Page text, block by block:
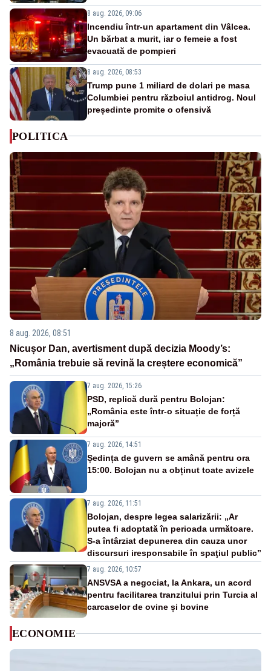
8 aug. 2026, 09:06
Incendiu într-un apartament din Vâlcea.
Un bărbat a murit, iar o femeie a fost
evacuată de pompieri
8 aug. 2026, 08:53
Trump pune 1 miliard de dolari pe masa
Columbiei pentru războiul antidrog. Noul
președinte promite o ofensivă
POLITICA
8 aug. 2026, 08:51
Nicușor Dan, avertisment după decizia Moody’s:
„România trebuie să revină la creștere economică”
7 aug. 2026, 15:26
PSD, replică dură pentru Bolojan:
„România este într-o situație de forță
majoră”
7 aug. 2026, 14:51
Ședința de guvern se amână pentru ora
15:00. Bolojan nu a obținut toate avizele
7 aug. 2026, 11:51
Bolojan, despre legea salarizării: „Ar
putea fi adoptată în perioada următoare.
S-a întârziat depunerea din cauza unor
discursuri iresponsabile în spaţiul public”
7 aug. 2026, 10:57
ANSVSA a negociat, la Ankara, un acord
pentru facilitarea tranzitului prin Turcia al
carcaselor de ovine și bovine
ECONOMIE